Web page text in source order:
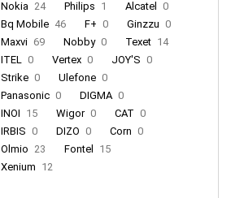
Nokia 24 Philips 1 Alcatel
0
Bq Mobile 46 F+ 0 Ginzzu 0
Maxvi 69 Nobby 0 Texet 14
ITEL 0 Vertex 0 JOY'S 0
Strike 0 Ulefone 0
Panasonic 0 DIGMA 0
INOI 15 Wigor 0 CAT 0
IRBIS 0 DIZO 0 Corn 0
Olmio 23 Fontel
15
Xenium 12